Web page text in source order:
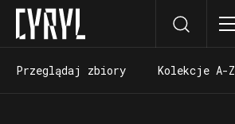
Przeglądaj zbiory
Kolekcje A-Z